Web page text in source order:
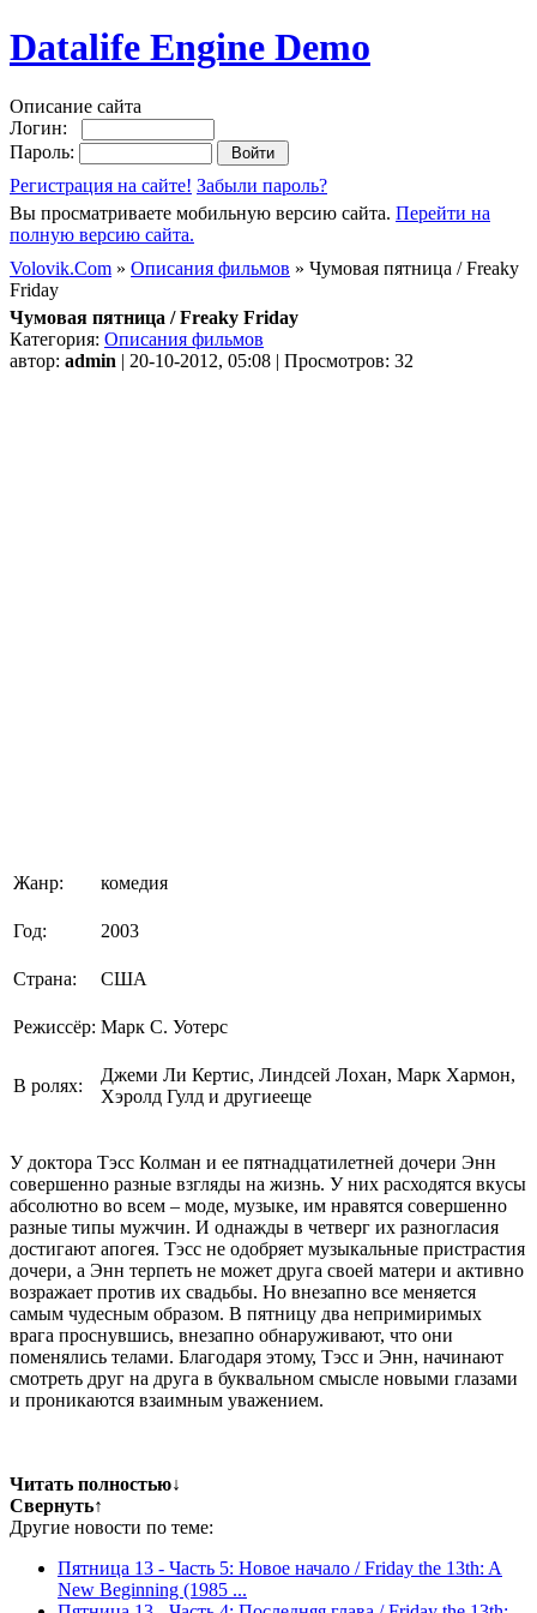
Datalife Engine Demo
Описание сайта
Логин:
Пароль:
Регистрация на сайте! Забыли пароль?
Вы просматриваете мобильную версию сайта. Перейти на
полную версию сайта.
Volovik.Com » Описания фильмов » Чумовая пятница / Freaky
Friday
Чумовая пятница / Freaky Friday
Категория: Описания фильмов
автор: admin | 20-10-2012, 05:08 | Просмотров: 32
Жанр: комедия
Год: 2003
Страна: США
Режиссёр: Марк С. Уотерс
В ролях:
Джеми Ли Кертис, Линдсей Лохан, Марк Хармон,
Хэролд Гулд и другиееще
У доктора Тэсс Колман и ее пятнадцатилетней дочери Энн
совершенно разные взгляды на жизнь. У них расходятся вкусы
абсолютно во всем – моде, музыке, им нравятся совершенно
разные типы мужчин. И однажды в четверг их разногласия
достигают апогея. Тэсс не одобряет музыкальные пристрастия
дочери, а Энн терпеть не может друга своей матери и активно
возражает против их свадьбы. Но внезапно все меняется
самым чудесным образом. В пятницу два непримиримых
врага проснувшись, внезапно обнаруживают, что они
поменялись телами. Благодаря этому, Тэсс и Энн, начинают
смотреть друг на друга в буквальном смысле новыми глазами
и проникаются взаимным уважением.
Читать полностью↓
Свернуть↑
Другие новости по теме:
Пятница 13 - Часть 5: Новое начало / Friday the 13th: A
New Beginning (1985 ...